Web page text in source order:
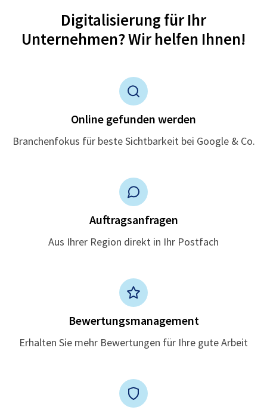
Digitalisierung für Ihr
Unternehmen? Wir helfen Ihnen!
Online gefunden werden
Branchenfokus für beste Sichtbarkeit bei Google & Co.
Auftragsanfragen
Aus Ihrer Region direkt in Ihr Postfach
Bewertungsmanagement
Erhalten Sie mehr Bewertungen für Ihre gute Arbeit